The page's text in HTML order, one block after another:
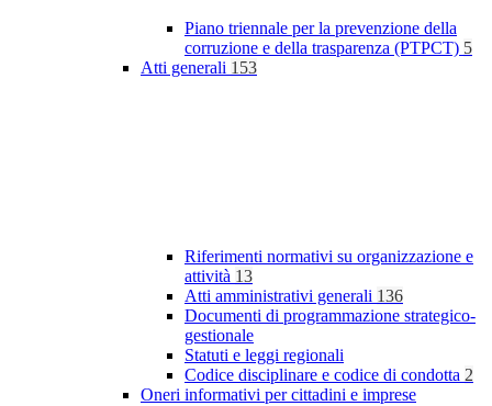
Piano triennale per la prevenzione della
corruzione e della trasparenza (PTPCT) 5
Atti generali 153
Riferimenti normativi su organizzazione e
attività 13
Atti amministrativi generali 136
Documenti di programmazione strategico-
gestionale
Statuti e leggi regionali
Codice disciplinare e codice di condotta 2
Oneri informativi per cittadini e imprese